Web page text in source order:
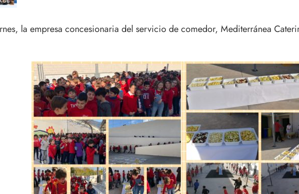
la empresa concesionaria del servicio de comedor, Mediterránea